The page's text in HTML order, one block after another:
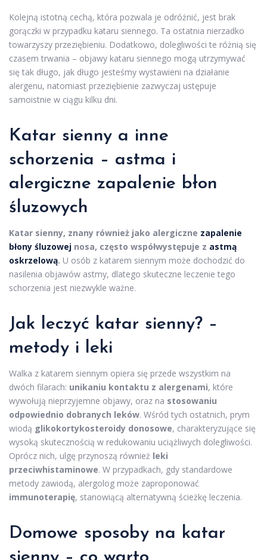
Kolejną istotną cechą, która pozwala je odróżnić, jest brak
gorączki w przypadku kataru siennego. Ta ostatnia nierzadko
towarzyszy przeziębieniu. Dodatkowo, dolegliwości te różnią się
czasem trwania – objawy kataru siennego mogą utrzymywać
się tak długo, jak długo jesteśmy wystawieni na działanie
alergenu, natomiast przeziębienie zazwyczaj ustępuje
samoistnie w ciągu kilku dni.
Katar sienny a inne
schorzenia – astma i
alergiczne zapalenie błon
śluzowych
Katar sienny, znany również jako alergiczne zapalenie
błony śluzowej nosa, często współwystępuje z astmą
oskrzelową. U osób z katarem siennym może dochodzić do
nasilenia objawów astmy, dlatego skuteczne leczenie tego
schorzenia jest niezwykle ważne.
Jak leczyć katar sienny? –
metody i leki
Walka z katarem siennym opiera się przede wszystkim na
dwóch filarach: unikaniu kontaktu z alergenami, które
wywołują nieprzyjemne objawy, oraz na stosowaniu
odpowiednio dobranych leków. Wśród tych ostatnich, prym
wiodą glikokortykosteroidy donosowe, charakteryzujące się
wysoką skutecznością w redukowaniu uciążliwych dolegliwości.
Oprócz nich, ulgę przynoszą również leki
przeciwhistaminowe. W przypadkach, gdy standardowe
metody zawiodą, alergolog może zaproponować
immunoterapię, stanowiącą alternatywną ścieżkę leczenia.
Domowe sposoby na katar